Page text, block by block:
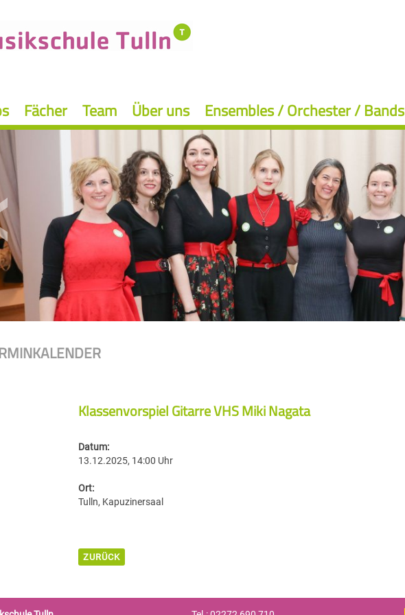
Fächer Team Über uns Ensembles / Orchester / Bands
Klassenvorspiel Gitarre VHS Miki Nagata
Datum:
13.12.2025, 14:00 Uhr
Ort:
Tulln, Kapuzinersaal
ZURÜCK